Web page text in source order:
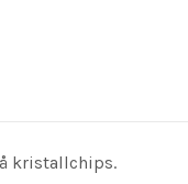
kristallchips.